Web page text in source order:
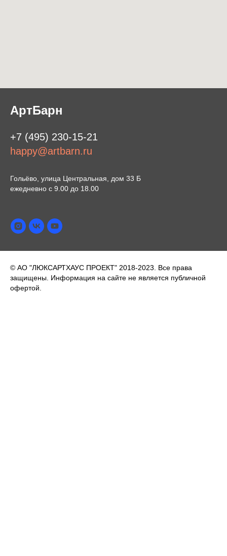
АртБарн
+7 (495) 230-15-21
happy@artbarn.ru
Гольёво, улица Центральная, дом 33 Б
ежедневно с 9.00 до 18.00
© АО "ЛЮКСАРТХАУС ПРОЕКТ" 2018-2023. Все права
защищены. Информация на сайте не является публичной
офертой.